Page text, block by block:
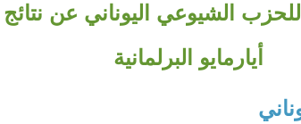
أيارمايو البرلمانية